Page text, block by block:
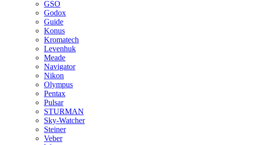
GSO
Godox
Guide
Konus
Kromatech
Levenhuk
Meade
Navigator
Nikon
Olympus
Pentax
Pulsar
STURMAN
Sky-Watcher
Steiner
Veber